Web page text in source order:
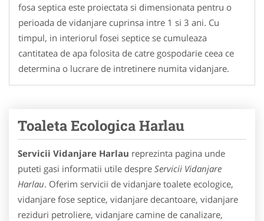
fosa septica este proiectata si dimensionata pentru o
perioada de vidanjare cuprinsa intre 1 si 3 ani. Cu
timpul, in interiorul fosei septice se cumuleaza
cantitatea de apa folosita de catre gospodarie ceea ce
determina o lucrare de intretinere numita vidanjare.
Toaleta Ecologica Harlau
Servicii Vidanjare Harlau reprezinta pagina unde
puteti gasi informatii utile despre Servicii Vidanjare
Harlau. Oferim servicii de vidanjare toalete ecologice,
vidanjare fose septice, vidanjare decantoare, vidanjare
reziduri petroliere, vidanjare camine de canalizare,